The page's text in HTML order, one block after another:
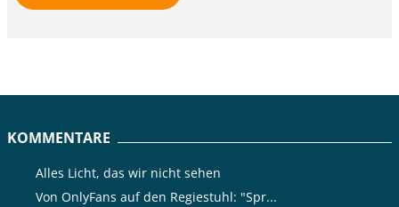
KOMMENTARE
Alles Licht, das wir nicht sehen
Von OnlyFans auf den Regiestuhl: "Spr...